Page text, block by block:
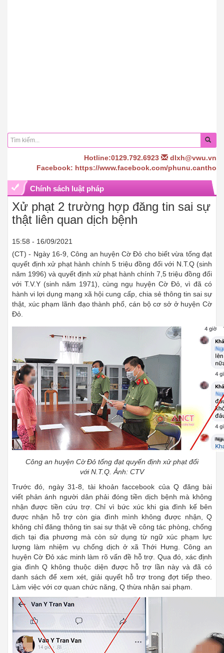
Hotline:0129.792.6923
dlxh@vwu.vn
Facebook: https://www.facebook.com/phunu.cantho
Chính sách luật pháp
Xử phạt 2 trường hợp đăng tin sai sự
thật liên quan dịch bệnh
15:58 - 16/09/2021
(CT) - Ngày 16-9, Công an huyện Cờ Đỏ cho biết vừa tống đạt
quyết định xử phạt hành chính 5 triệu đồng đối với N.T.Q (sinh
năm 1996) và quyết định xử phạt hành chính 7,5 triệu đồng đối
với T.V.Y (sinh năm 1971), cùng ngụ huyện Cờ Đỏ, vì đã có
hành vi lợi dụng mạng xã hội cung cấp, chia sẻ thông tin sai sự
thật, xúc phạm lãnh đạo thành phố, cán bộ cơ sở ở huyện Cờ
Đỏ.
Công an huyện Cờ Đỏ tống đạt quyến định xử phạt đối
với N.T.Q. Ảnh: CTV
Trước đó, ngày 31-8, tài khoản faccebook của Q đăng bài
viết phản ánh người dân phải đóng tiền dịch bệnh mà không
nhận được tiền cứu trợ. Chỉ vì bức xúc khi gia đình kế bên
được nhận hỗ trợ còn gia đình mình không được nhận, Q
không chỉ đăng thông tin sai sự thật về công tác phòng, chống
dịch tại địa phương mà còn sử dụng từ ngữ xúc phạm lực
lượng làm nhiệm vụ chống dịch ở xã Thới Hưng. Công an
huyện Cờ Đỏ xác minh làm rõ vấn đề hỗ trợ. Qua đó, xác định
gia đình Q không thuộc diện được hỗ trợ lần này và đã có
danh sách để xem xét, giải quyết hỗ trợ trong đợt tiếp theo.
Làm việc với cơ quan chức năng, Q thừa nhận sai phạm.